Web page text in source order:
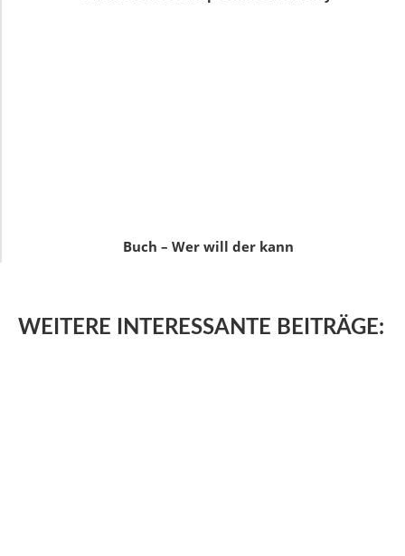
Buch – Wer will der kann
WEITERE INTERESSANTE BEITRÄGE: